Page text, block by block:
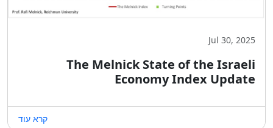
Jul 30, 2025
The Melnick State of the Israeli
Economy Index Update
קרא עוד